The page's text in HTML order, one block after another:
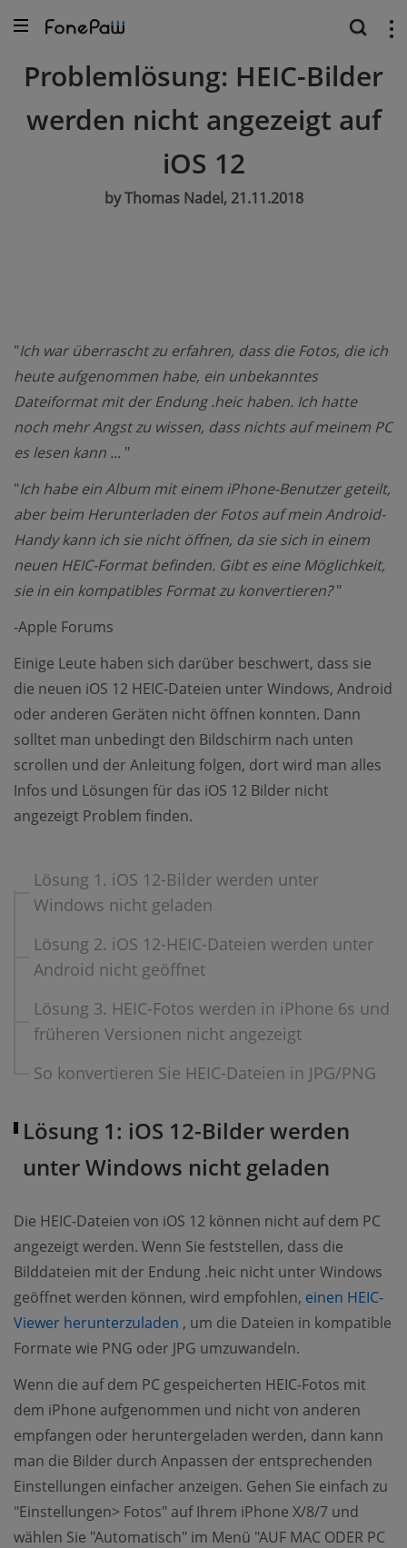
Problemlösung: HEIC-Bilder
werden nicht angezeigt auf
iOS 12
by Thomas Nadel, 21.11.2018
"Ich war überrascht zu erfahren, dass die Fotos, die ich
heute aufgenommen habe, ein unbekanntes
Dateiformat mit der Endung .heic haben. Ich hatte
noch mehr Angst zu wissen, dass nichts auf meinem PC
es lesen kann ... "
"Ich habe ein Album mit einem iPhone-Benutzer geteilt,
aber beim Herunterladen der Fotos auf mein Android-
Handy kann ich sie nicht öffnen, da sie sich in einem
neuen HEIC-Format befinden. Gibt es eine Möglichkeit,
sie in ein kompatibles Format zu konvertieren?"
-Apple Forums
Einige Leute haben sich darüber beschwert, dass sie
die neuen iOS 12 HEIC-Dateien unter Windows, Android
oder anderen Geräten nicht öffnen konnten. Dann
solltet man unbedingt den Bildschirm nach unten
scrollen und der Anleitung folgen, dort wird man alles
Infos und Lösungen für das iOS 12 Bilder nicht
angezeigt Problem finden.
Lösung 1. iOS 12-Bilder werden unter
Windows nicht geladen
Lösung 2. iOS 12-HEIC-Dateien werden unter
Android nicht geöffnet
Lösung 3. HEIC-Fotos werden in iPhone 6s und
früheren Versionen nicht angezeigt
So konvertieren Sie HEIC-Dateien in JPG/PNG
Lösung 1: iOS 12-Bilder werden
unter Windows nicht geladen
Die HEIC-Dateien von iOS 12 können nicht auf dem PC
angezeigt werden. Wenn Sie feststellen, dass die
Bilddateien mit der Endung .heic nicht unter Windows
geöffnet werden können, wird empfohlen, einen HEIC-
Viewer herunterzuladen (opens new window)
, um die Dateien in kompatible
Formate wie PNG oder JPG umzuwandeln.
Wenn die auf dem PC gespeicherten HEIC-Fotos mit
dem iPhone aufgenommen und nicht von anderen
empfangen oder heruntergeladen werden, dann kann
man die Bilder durch Anpassen der entsprechenden
Einstellungen einfacher anzeigen. Gehen Sie einfach zu
"Einstellungen> Fotos" auf Ihrem iPhone X/8/7 und
wählen Sie "Automatisch" im Menü "AUF MAC ODER PC